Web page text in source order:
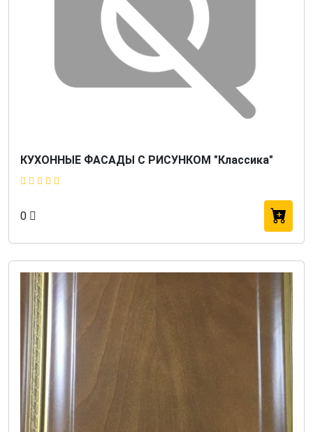
КУХОННЫЕ ФАСАДЫ С РИСУНКОМ "Классика"
0